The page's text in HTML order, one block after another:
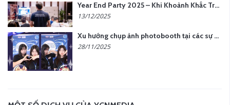
Year End Party 2025 – Khi Khoảnh Khắc Trở Thành Dấu Ấn | Gói Ưu Đãi Tháng 12 Từ YCN Media
13/12/2025
Xu hướng chụp ảnh photobooth tại các sự kiện hiện nay
28/11/2025